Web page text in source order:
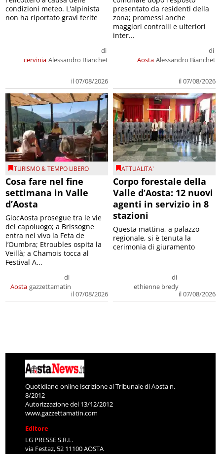
cervinia
di
Alessandro Bianchet
il 07/08/2026
condizioni meteo. L'alpinista
non ha riportato gravi ferite
Aosta
di
Alessandro Bianchet
il 07/08/2026
presentato da residenti della
zona; promessi anche
maggiori controlli e ulteriori
inter...
TURISMO & TEMPO LIBERO
Cosa fare nel fine
settimana in Valle
d’Aosta
Aosta
di
gazzettamatin
il 07/08/2026
GiocAosta prosegue tra le vie
del capoluogo; a Brissogne
entra nel vivo la Feta de
l’Oumbra; Etroubles ospita la
Veillà; a Chamois tocca al
Festival A...
ATTUALITA'
Corpo forestale della
Valle d’Aosta: 12 nuovi
agenti in servizio in 8
stazioni
di
ethienne bredy
il 07/08/2026
Questa mattina, a palazzo
regionale, si è tenuta la
cerimonia di giuramento
Quotidiano online Iscrizione al Tribunale di Aosta n.
8/2012
Autorizzazione del 13/12/2012
www.gazzettamatin.com
Editore
LG PRESSE S.R.L.
via Festaz, 52 11100 AOSTA